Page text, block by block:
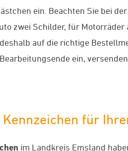
ein. Beachten Sie bei
zwei Schilder, für Motorräder
auf die richtige
ein,
Kennzeichen für
im Landkreis Emsland